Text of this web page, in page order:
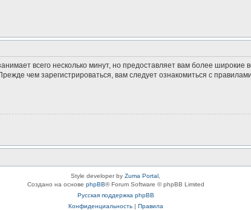
всего несколько минут, но предоставляет вам более
чем зарегистрироваться, вам следует ознакомиться с
Style developer by Zuma Portal
Создано на основе phpBB® Forum Software © phpBB Limited
Русская поддержка phpBB
Конфиденциальность| Правила